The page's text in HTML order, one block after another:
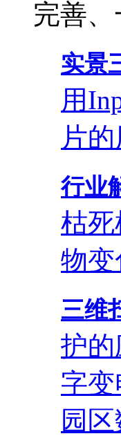
完善
实景
用
片
行业
枯
物
三维
护的
字
园区